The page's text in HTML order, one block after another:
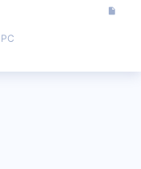
PC